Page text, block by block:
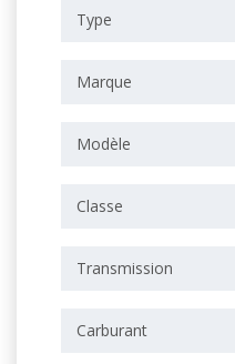
Type
Marque
Modèle
Classe
Transmission
Carburant